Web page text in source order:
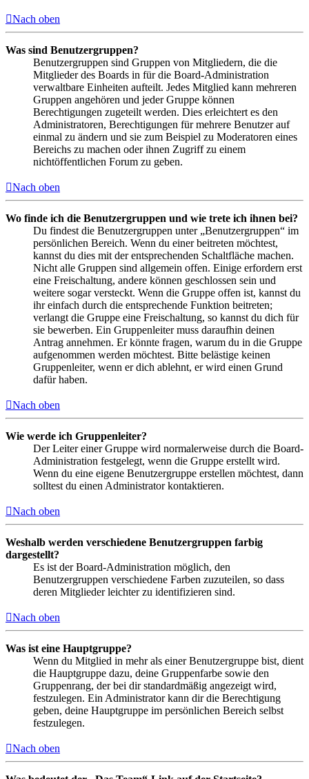
Nach oben
Was sind Benutzergruppen?
Benutzergruppen sind Gruppen von Mitgliedern, die die
Mitglieder des Boards in für die Board-Administration
verwaltbare Einheiten aufteilt. Jedes Mitglied kann mehreren
Gruppen angehören und jeder Gruppe können
Berechtigungen zugeteilt werden. Dies erleichtert es den
Administratoren, Berechtigungen für mehrere Benutzer auf
einmal zu ändern und sie zum Beispiel zu Moderatoren eines
Bereichs zu machen oder ihnen Zugriff zu einem
nichtöffentlichen Forum zu geben.
Nach oben
Wo finde ich die Benutzergruppen und wie trete ich ihnen bei?
Du findest die Benutzergruppen unter „Benutzergruppen“ im
persönlichen Bereich. Wenn du einer beitreten möchtest,
kannst du dies mit der entsprechenden Schaltfläche machen.
Nicht alle Gruppen sind allgemein offen. Einige erfordern erst
eine Freischaltung, andere können geschlossen sein und
weitere sogar versteckt. Wenn die Gruppe offen ist, kannst du
ihr einfach durch die entsprechende Funktion beitreten;
verlangt die Gruppe eine Freischaltung, so kannst du dich für
sie bewerben. Ein Gruppenleiter muss daraufhin deinen
Antrag annehmen. Er könnte fragen, warum du in die Gruppe
aufgenommen werden möchtest. Bitte belästige keinen
Gruppenleiter, wenn er dich ablehnt, er wird einen Grund
dafür haben.
Nach oben
Wie werde ich Gruppenleiter?
Der Leiter einer Gruppe wird normalerweise durch die Board-
Administration festgelegt, wenn die Gruppe erstellt wird.
Wenn du eine eigene Benutzergruppe erstellen möchtest, dann
solltest du einen Administrator kontaktieren.
Nach oben
Weshalb werden verschiedene Benutzergruppen farbig
dargestellt?
Es ist der Board-Administration möglich, den
Benutzergruppen verschiedene Farben zuzuteilen, so dass
deren Mitglieder leichter zu identifizieren sind.
Nach oben
Was ist eine Hauptgruppe?
Wenn du Mitglied in mehr als einer Benutzergruppe bist, dient
die Hauptgruppe dazu, deine Gruppenfarbe sowie den
Gruppenrang, der bei dir standardmäßig angezeigt wird,
festzulegen. Ein Administrator kann dir die Berechtigung
geben, deine Hauptgruppe im persönlichen Bereich selbst
festzulegen.
Nach oben